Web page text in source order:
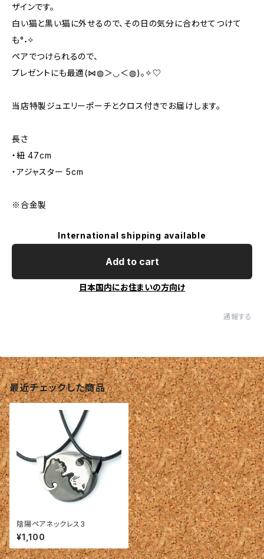
ザインです。
白い猫と黒い猫に外せるので、その日の気分に合わせてつけて
も°˖✧
ペアでつけられるので、
プレゼントにも最適(⋈◍＞◡＜◍)。✧♡
当店特製ジュエリーポーチとクロス付きでお届けします。
長さ
・紐 47cm
・アジャスター 5cm
※合金製
International shipping available
Add to cart
日本国内にお住まいの方向け
通報する
最近チェックした商品
陰陽ペアネックレス3
¥1,100